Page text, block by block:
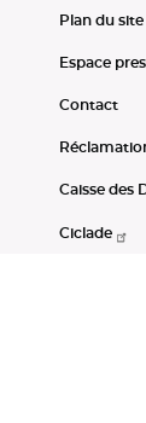
Plan du site
Espace
Contact
Caisse des
Ciclade